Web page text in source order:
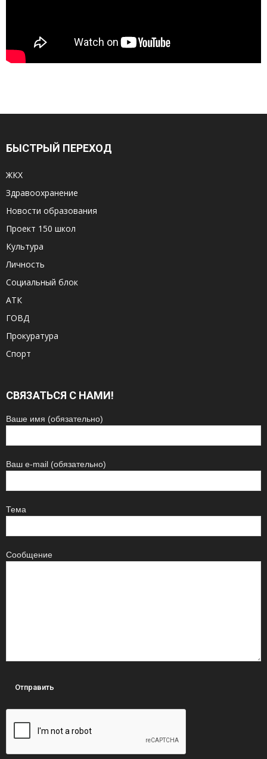
БЫСТРЫЙ ПЕРЕХОД
ЖКХ
Здравоохранение
Новости образования
Проект 150 школ
Культура
Личность
Социальный блок
АТК
ГОВД
Прокуратура
Спорт
СВЯЗАТЬСЯ С НАМИ!
Ваше имя (обязательно)
Ваш e-mail (обязательно)
Тема
Сообщение